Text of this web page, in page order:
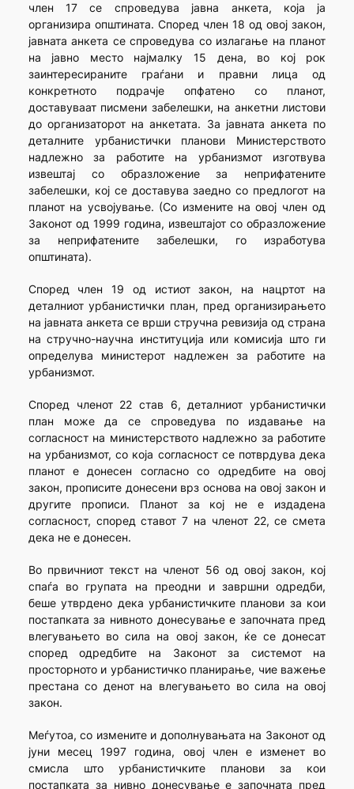
член 17 се спроведува јавна анкета, која ја
организира општината. Според член 18 од овој закон,
јавната анкета се спроведува со излагање на планот
на јавно место најмалку 15 дена, во кој рок
заинтересираните граѓани и правни лица од
конкретното подрачје опфатено со планот,
доставуваат писмени забелешки, на анкетни листови
до организаторот на анкетата. За јавната анкета по
деталните урбанистички планови Министерството
надлежно за работите на урбанизмот изготвува
извештај со образложение за неприфатените
забелешки, кој се доставува заедно со предлогот на
планот на усвојување. (Со измените на овој член од
Законот од 1999 година, извештајот со образложение
за неприфатените забелешки, го изработува
општината).
Според член 19 од истиот закон, на нацртот на
деталниот урбанистички план, пред организирањето
на јавната анкета се врши стручна ревизија од страна
на стручно-научна институција или комисија што ги
определува министерот надлежен за работите на
урбанизмот.
Според членот 22 став 6, деталниот урбанистички
план може да се спроведува по издавање на
согласност на министерството надлежно за работите
на урбанизмот, со која согласност се потврдува дека
планот е донесен согласно со одредбите на овој
закон, прописите донесени врз основа на овој закон и
другите прописи. Планот за кој не е издадена
согласност, според ставот 7 на членот 22, се смета
дека не е донесен.
Во првичниот текст на членот 56 од овој закон, кој
спаѓа во групата на преодни и завршни одредби,
беше утврдено дека урбанистичките планови за кои
постапката за нивното донесување е започната пред
влегувањето во сила на овој закон, ќе се донесат
според одредбите на Законот за системот на
просторното и урбанистичко планирање, чие важење
престана со денот на влегувањето во сила на овој
закон.
Меѓутоа, со измените и дополнувањата на Законот од
јуни месец 1997 година, овој член е изменет во
смисла што урбанистичките планови за кои
постапката за нивно донесување е започната пред